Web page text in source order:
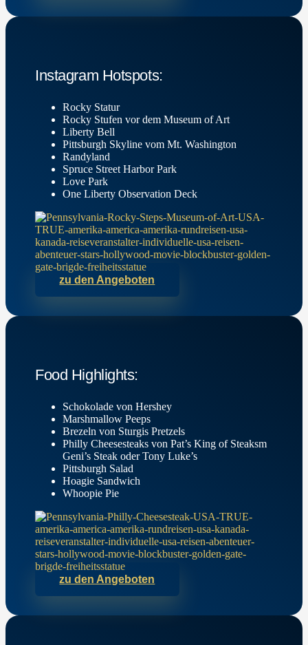
Instagram Hotspots:
Rocky Statur
Rocky Stufen vor dem Museum of Art
Liberty Bell
Pittsburgh Skyline vom Mt. Washington
Randyland
Spruce Street Harbor Park
Love Park
One Liberty Observation Deck
zu den Angeboten
Food Highlights:
Schokolade von Hershey
Marshmallow Peeps
Brezeln von Sturgis Pretzels
Philly Cheesesteaks von Pat’s King of Steaksm
Geni’s Steak oder Tony Luke’s
Pittsburgh Salad
Hoagie Sandwich
Whoopie Pie
zu den Angeboten